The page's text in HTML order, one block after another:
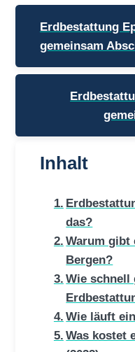
Erdbestattung
gemeinsam
Inhalt
das?
Warum gibt
Bergen?
Wie schnell
Wie läuft
Was kostet